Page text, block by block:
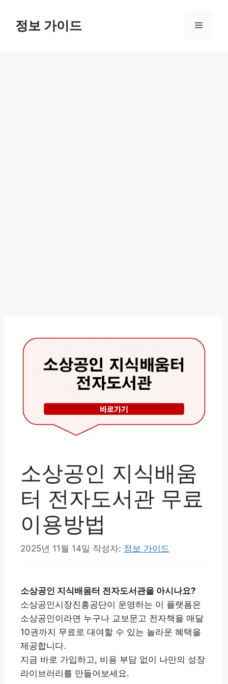
정보 가이드 메
소상공인 지식배움
터 전자도서관 무료
이용방법
2025년 11월 14일 작성자: 정보 가이드
소상공인 지식배움터 전자도서관을 아시나요?
소상공인시장진흥공단이 운영하는 이 플랫폼은
소상공인이라면 누구나 교보문고 전자책을 매달
10권까지 무료로 대여할 수 있는 놀라운 혜택을
제공합니다.
지금 바로 가입하고, 비용 부담 없이 나만의 성장
라이브러리를 만들어보세요.